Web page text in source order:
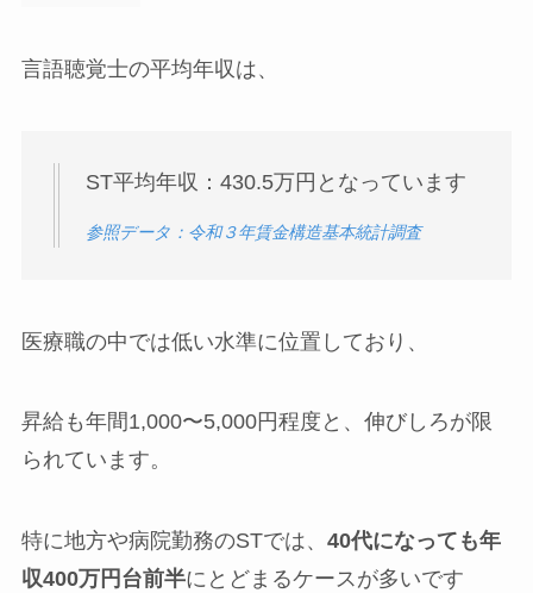
言語聴覚士の平均年収は、
ST平均年収：430.5万円となっています
参照データ：令和３年賃金構造基本統計調査
医療職の中では低い水準に位置しており、
昇給も年間1,000〜5,000円程度と、伸びしろが限
られています。
特に地方や病院勤務のSTでは、 40代になっても年
収400万円台前半にとどまるケースが多いです